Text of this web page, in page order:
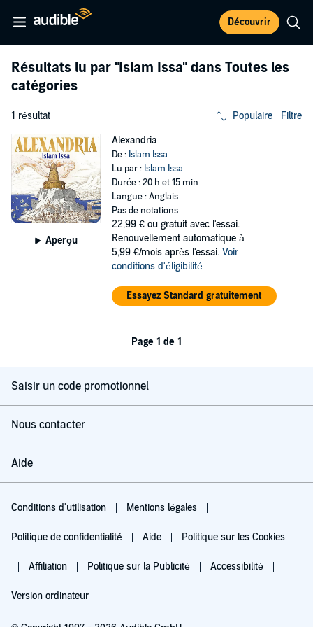
Découvrir
Résultats lu par "Islam Issa" dans Toutes les
catégories
1 résultat Populaire Filtre
Aperçu
Alexandria
De : Islam Issa
Lu par : Islam Issa
Durée : 20 h et 15 min
Langue : Anglais
Pas de notations
22,99 € ou gratuit avec l'essai.
Renouvellement automatique à
5,99 €/mois après l'essai. Voir
conditions d'éligibilité
Essayez Standard gratuitement
Page 1 de 1
Saisir un code promotionnel
Nous contacter
Aide
Conditions d'utilisation Mentions légales
Politique de confidentialité Aide Politique sur les Cookies
Affiliation Politique sur la Publicité Accessibilité
Version ordinateur